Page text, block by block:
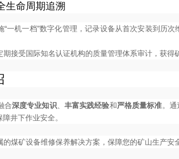
生命周期追溯
“一机一档”数字化管理，记录设备从首次安装到历
期接受国际知名认证机构的质量管理体系审计，获
合深度专业知识 丰富实践经验和严格质量标准。
井下作业安全。
的煤矿设备维修保养解决方案，保障您的矿山生产安